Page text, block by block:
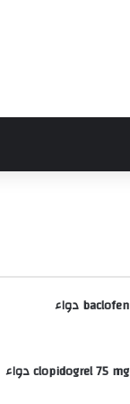
baclofen دواء
clopidogrel 75 mg دواء